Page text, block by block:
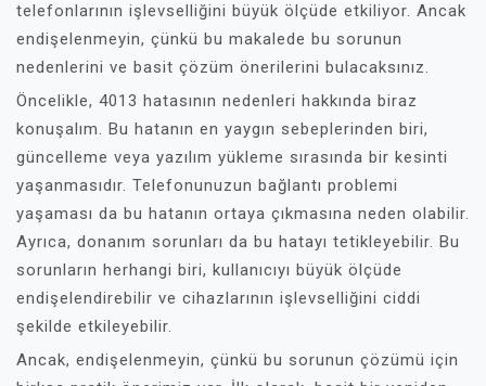
telefonlarının işlevselliğini büyük ölçüde etkiliyor. Ancak
endişelenmeyin, çünkü bu makalede bu sorunun
nedenlerini ve basit çözüm önerilerini bulacaksınız.
Öncelikle, 4013 hatasının nedenleri hakkında biraz
konuşalım. Bu hatanın en yaygın sebeplerinden biri,
güncelleme veya yazılım yükleme sırasında bir kesinti
yaşanmasıdır. Telefonunuzun bağlantı problemi
yaşaması da bu hatanın ortaya çıkmasına neden olabilir.
Ayrıca, donanım sorunları da bu hatayı tetikleyebilir. Bu
sorunların herhangi biri, kullanıcıyı büyük ölçüde
endişelendirebilir ve cihazlarının işlevselliğini ciddi
şekilde etkileyebilir.
Ancak, endişelenmeyin, çünkü bu sorunun çözümü için